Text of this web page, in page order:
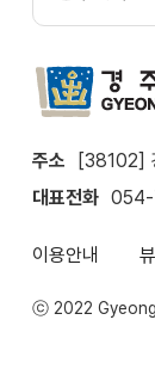
주소
[38102]
대표전화 054-
이용안내
ⓒ 2022